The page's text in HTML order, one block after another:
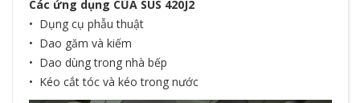
Các ứng dụng CỦA SUS 420J2
• Dụng cụ phẫu thuật
• Dao găm và kiếm
• Dao dùng trong nhà bếp
• Kéo cắt tóc và kéo trong nước